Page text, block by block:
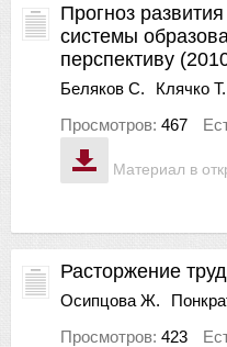
Материал в
Прогноз
системы
перспективу
Беляков С.
Клячко Т.
Просмотров: 467
Расторжение
Осипцова Ж.
Просмотров: 423